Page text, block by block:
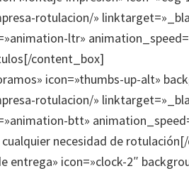
rotulacion/»
ltr»
content_box]
icon=»thumbs-up-alt»
rotulacion/»
btt»
cualquier necesidad de
entrega» icon=»clock-2″